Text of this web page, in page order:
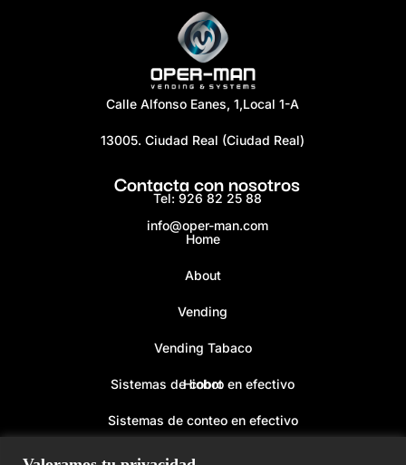
Calle Alfonso Eanes, 1,Local 1-A
13005. Ciudad Real (Ciudad Real)
Contacta con nosotros
Tel: 926 82 25 88
info@oper-man.com
Home
About
Vending
Vending Tabaco
Hiobot
Sistemas de cobro en efectivo
Sistemas de conteo en efectivo
Kiosko